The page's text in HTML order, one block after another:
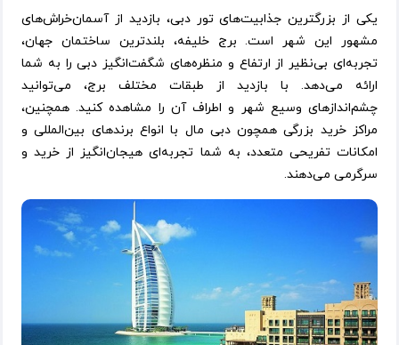
یکی از بزرگترین جذابیت‌های تور دبی، بازدید از آسمان‌خراش‌های
مشهور این شهر است. برج خلیفه، بلندترین ساختمان جهان،
تجربه‌ای بی‌نظیر از ارتفاع و منظره‌های شگفت‌انگیز دبی را به شما
ارائه می‌دهد. با بازدید از طبقات مختلف برج، می‌توانید
چشم‌اندازهای وسیع شهر و اطراف آن را مشاهده کنید. همچنین،
مراکز خرید بزرگی همچون دبی مال با انواع برندهای بین‌المللی و
امکانات تفریحی متعدد، به شما تجربه‌ای هیجان‌انگیز از خرید و
سرگرمی می‌دهند.